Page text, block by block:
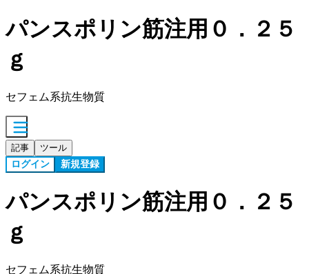
パンスポリン筋注用０．２５
ｇ
セフェム系抗生物質
記事 ツール
ログイン 新規登録
パンスポリン筋注用０．２５
ｇ
セフェム系抗生物質